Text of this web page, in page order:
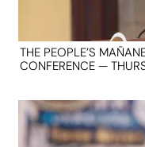
THE PEOPLE’S
CONFERENCE —